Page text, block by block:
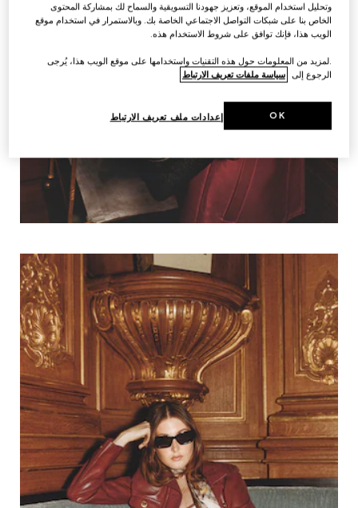
وتحليل استخدام الموقع، وتعزيز جهودنا التسويقية والسماح لك بمشاركة المحتوى
الخاص بنا على شبكات التواصل الاجتماعي الخاصة بك. وبالاستمرار في استخدام موقع
الويب هذا، فإنك توافق على شروط الاستخدام هذه.
.لمزيد من المعلومات حول هذه التقنيات واستخدامها على موقع الويب هذا، يُرجى
الرجوع إلى سياسة ملفات تعريف الارتباط
إعدادات ملف تعريف الارتباط OK